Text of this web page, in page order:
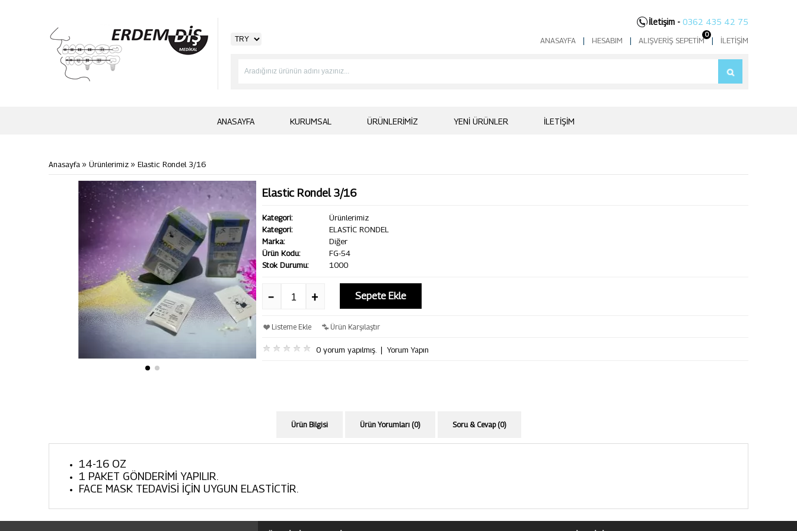
ANASAYFA | HESABIM | ALIŞVERIŞ SEPETIM| İLETIŞIM
İletişim - 0362 435 42 75
0
ANASAYFA KURUMSAL ÜRÜNLERIMIZ YENI ÜRÜNLER İLETIŞIM
Anasayfa » Ürünlerimiz » Elastic Rondel 3/16
Elastic Rondel 3/16
Kategori:
Ürünlerimiz
Kategori:
ELASTİC RONDEL
Marka:
Diğer
Ürün Kodu:
FG-54
Stok Durumu:
1000
Sepete Ekle
Listeme Ekle Ürün Karşılaştır
0 yorum yapılmış. |Yorum Yapın
Ürün Bilgisi Ürün Yorumları (0) Soru & Cevap (0)
14-16 OZ
1 PAKET GÖNDERİMİ YAPILIR.
FACE MASK TEDAVİSİ İÇİN UYGUN ELASTİCTİR.